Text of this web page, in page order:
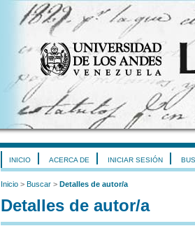
INICIO ACERCA DE INICIAR SESIÓN
Inicio > Buscar > Detalles de autor/a
Detalles de autor/a